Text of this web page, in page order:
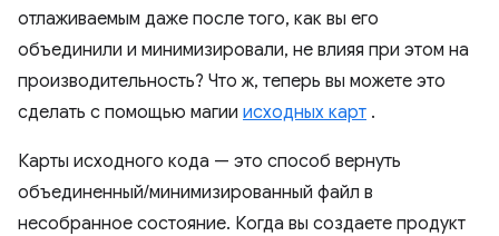
отлаживаемым даже после того, как вы его
объединили и минимизировали, не влияя при этом на
производительность? Что ж, теперь вы можете это
сделать с помощью магии исходных карт .
Карты исходного кода — это способ вернуть
объединенный/минимизированный файл в
несобранное состояние. Когда вы создаете продукт